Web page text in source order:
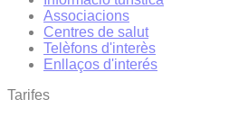
Associacions
Centres de salut
Telèfons d'interès
Enllaços d'interés
Tarifes